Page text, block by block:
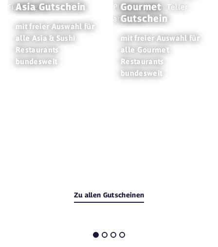
Asia Gutschein
mit freier Auswahl für
alle Asia & Sushi
Restaurants
bundesweit
Gourmet
Gutschein
mit freier Auswahl für
alle Gourmet
Restaurants
bundesweit
Zu allen Gutscheinen